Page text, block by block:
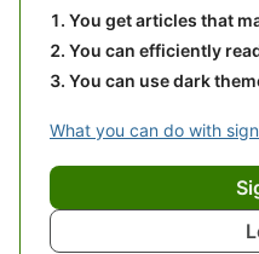
You get articles that
You can efficiently
You can use dark
What you can do with